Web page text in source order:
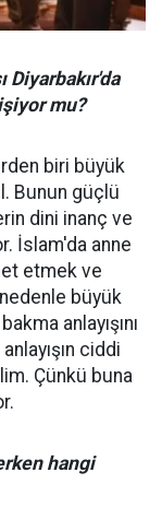
Diyarbakır'da
mu?
biri büyük
Bunun güçlü
dini inanç ve
İslam'da anne
etmek ve
büyük
anlayışını
ciddi
Çünkü buna
hangi